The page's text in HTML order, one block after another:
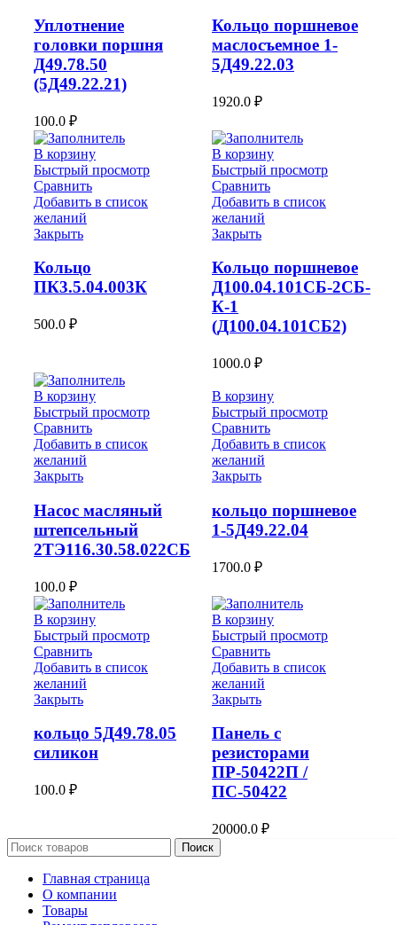
Уплотнение
головки поршня
Д49.78.50
(5Д49.22.21)
100.0 ₽
Кольцо поршневое
маслосъемное 1-
5Д49.22.03
1920.0 ₽
В корзину
Быстрый просмотр
Сравнить
Добавить в список
желаний
Закрыть
Кольцо
ПК3.5.04.003К
500.0 ₽
В корзину
Быстрый просмотр
Сравнить
Добавить в список
желаний
Закрыть
Кольцо поршневое
Д100.04.101СБ-2СБ-
К-1
(Д100.04.101СБ2)
1000.0 ₽
В корзину
Быстрый просмотр
Сравнить
Добавить в список
желаний
Закрыть
Насос масляный
штепсельный
2ТЭ116.30.58.022СБ
100.0 ₽
В корзину
Быстрый просмотр
Сравнить
Добавить в список
желаний
Закрыть
кольцо поршневое
1-5Д49.22.04
1700.0 ₽
В корзину
Быстрый просмотр
Сравнить
Добавить в список
желаний
Закрыть
кольцо 5Д49.78.05
силикон
100.0 ₽
В корзину
Быстрый просмотр
Сравнить
Добавить в список
желаний
Закрыть
Панель с
резисторами
ПР-50422П /
ПС-50422
20000.0 ₽
Поиск
Главная страница
О компании
Товары